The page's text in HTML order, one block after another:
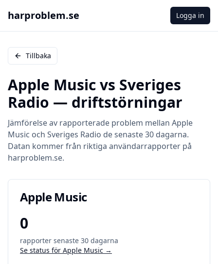
harproblem.se Logga in
Tillbaka
Apple Musicvs Sveriges
Radio — driftstörningar
Jämförelse av rapporterade problem mellan Apple
Music och Sveriges Radio de senaste 30 dagarna.
Datan kommer från riktiga användarrapporter på
harproblem.se.
Apple Music
0
rapporter senaste 30 dagarna
Se status för Apple Music →